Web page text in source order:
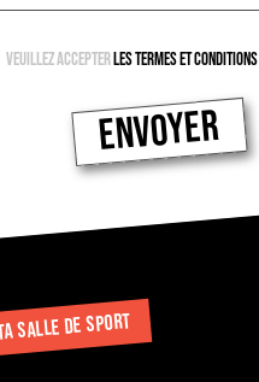
Veuillez accepterles termes et conditions
Envoyer
SALLE DE SPORT